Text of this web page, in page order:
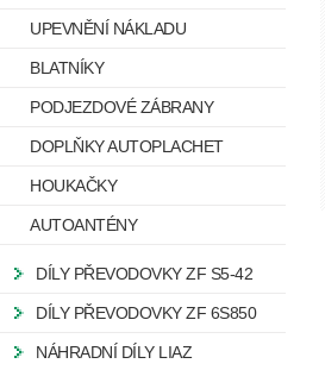
UPEVNĚNÍ NÁKLADU
BLATNÍKY
PODJEZDOVÉ ZÁBRANY
DOPLŇKY AUTOPLACHET
HOUKAČKY
AUTOANTÉNY
DÍLY PŘEVODOVKY ZF S5-42
DÍLY PŘEVODOVKY ZF 6S850
NÁHRADNÍ DÍLY LIAZ